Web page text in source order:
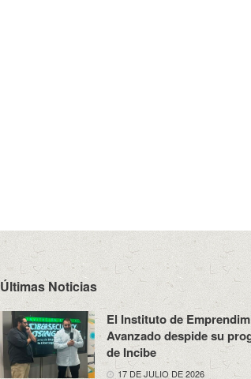
Últimas Noticias
El Instituto de
Avanzado despide su
de Incibe
17 DE JULIO DE 2026